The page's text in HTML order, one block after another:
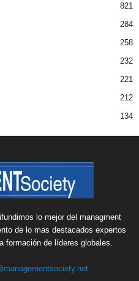
821
284
258
232
221
212
134
lo mejor del managment
de lo mas destacados expertos
formación de líderes globales.